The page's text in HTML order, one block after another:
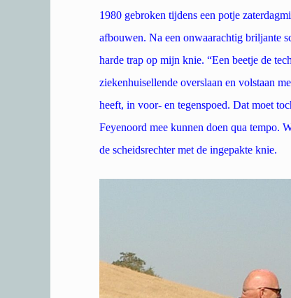
1980 gebroken tijdens een potje
afbouwen. Na een onwaarachtig briljante
harde trap op mijn knie. “Een beetje de
ziekenhuisellende overslaan en volstaan
heeft, in voor- en tegenspoed. Dat moet
Feyenoord mee kunnen doen qua tempo.
de scheidsrechter met de ingepakte knie.